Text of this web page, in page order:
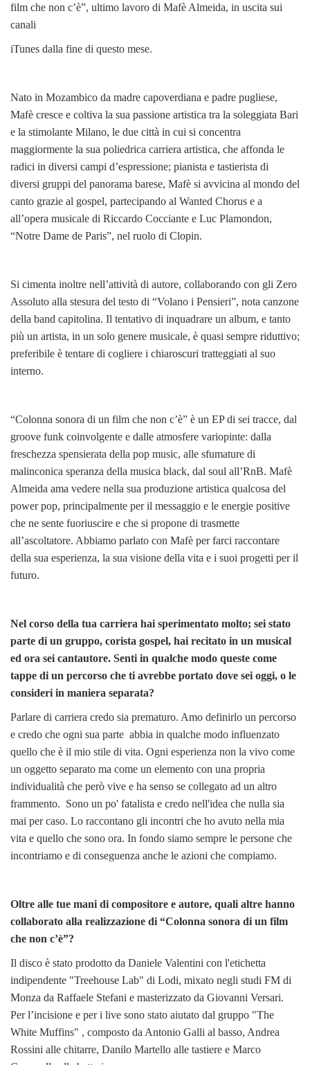
film che non c’è”, ultimo lavoro di Mafè Almeida, in uscita sui
canali
iTunes dalla fine di questo mese.
Nato in Mozambico da madre capoverdiana e padre pugliese,
Mafè cresce e coltiva la sua passione artistica tra la soleggiata Bari
e la stimolante Milano, le due città in cui si concentra
maggiormente la sua poliedrica carriera artistica, che affonda le
radici in diversi campi d’espressione; pianista e tastierista di
diversi gruppi del panorama barese, Mafè si avvicina al mondo del
canto grazie al gospel, partecipando al Wanted Chorus e a
all’opera musicale di Riccardo Cocciante e Luc Plamondon,
“Notre Dame de Paris”, nel ruolo di Clopin.
Si cimenta inoltre nell’attività di autore, collaborando con gli Zero
Assoluto alla stesura del testo di “Volano i Pensieri”, nota canzone
della band capitolina. Il tentativo di inquadrare un album, e tanto
più un artista, in un solo genere musicale, è quasi sempre riduttivo;
preferibile è tentare di cogliere i chiaroscuri tratteggiati al suo
interno.
“Colonna sonora di un film che non c’è” è un EP di sei tracce, dal
groove funk coinvolgente e dalle atmosfere variopinte: dalla
freschezza spensierata della pop music, alle sfumature di
malinconica speranza della musica black, dal soul all’RnB. Mafè
Almeida ama vedere nella sua produzione artistica qualcosa del
power pop, principalmente per il messaggio e le energie positive
che ne sente fuoriuscire e che si propone di trasmette
all’ascoltatore. Abbiamo parlato con Mafè per farci raccontare
della sua esperienza, la sua visione della vita e i suoi progetti per il
futuro.
Nel corso della tua carriera hai sperimentato molto; sei stato
parte di un gruppo, corista gospel, hai recitato in un musical
ed ora sei cantautore. Senti in qualche modo queste come
tappe di un percorso che ti avrebbe portato dove sei oggi, o le
consideri in maniera separata?
Parlare di carriera credo sia prematuro. Amo definirlo un percorso
e credo che ogni sua parte abbia in qualche modo influenzato
quello che è il mio stile di vita. Ogni esperienza non la vivo come
un oggetto separato ma come un elemento con una propria
individualità che però vive e ha senso se collegato ad un altro
frammento. Sono un po' fatalista e credo nell'idea che nulla sia
mai per caso. Lo raccontano gli incontri che ho avuto nella mia
vita e quello che sono ora. In fondo siamo sempre le persone che
incontriamo e di conseguenza anche le azioni che compiamo.
Oltre alle tue mani di compositore e autore, quali altre hanno
collaborato alla realizzazione di “Colonna sonora di un film
che non c’è”?
Il disco è stato prodotto da Daniele Valentini con l'etichetta
indipendente "Treehouse Lab" di Lodi, mixato negli studi FM di
Monza da Raffaele Stefani e masterizzato da Giovanni Versari.
Per l’incisione e per i live sono stato aiutato dal gruppo "The
White Muffins" , composto da Antonio Galli al basso, Andrea
Rossini alle chitarre, Danilo Martello alle tastiere e Marco